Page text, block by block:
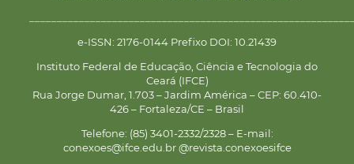
e-ISSN: 2176-0144 Prefixo DOI: 10.21439
Instituto Federal de Educação, Ciência e Tecnologia do
Ceará (IFCE)
Rua Jorge Dumar, 1.703 – Jardim América – CEP: 60.410-
426 – Fortaleza/CE – Brasil
Telefone: (85) 3401-2332/2328 – E-mail:
conexoes@ifce.edu.br @revista.conexoesifce